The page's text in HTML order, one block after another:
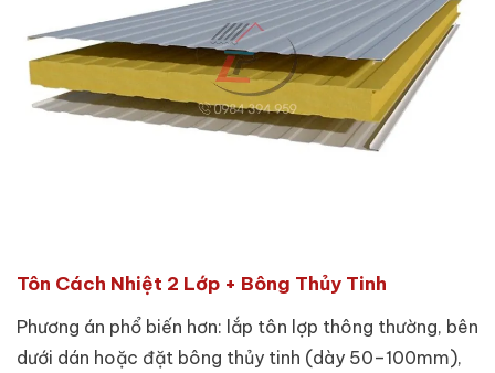
Tôn Cách Nhiệt 2 Lớp + Bông Thủy Tinh
Phương án phổ biến hơn: lắp tôn lợp thông thường, bên
dưới dán hoặc đặt bông thủy tinh (dày 50–100mm),